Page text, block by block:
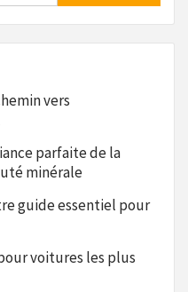
vers
parfaite de la
minérale
guide essentiel pour
voitures les plus